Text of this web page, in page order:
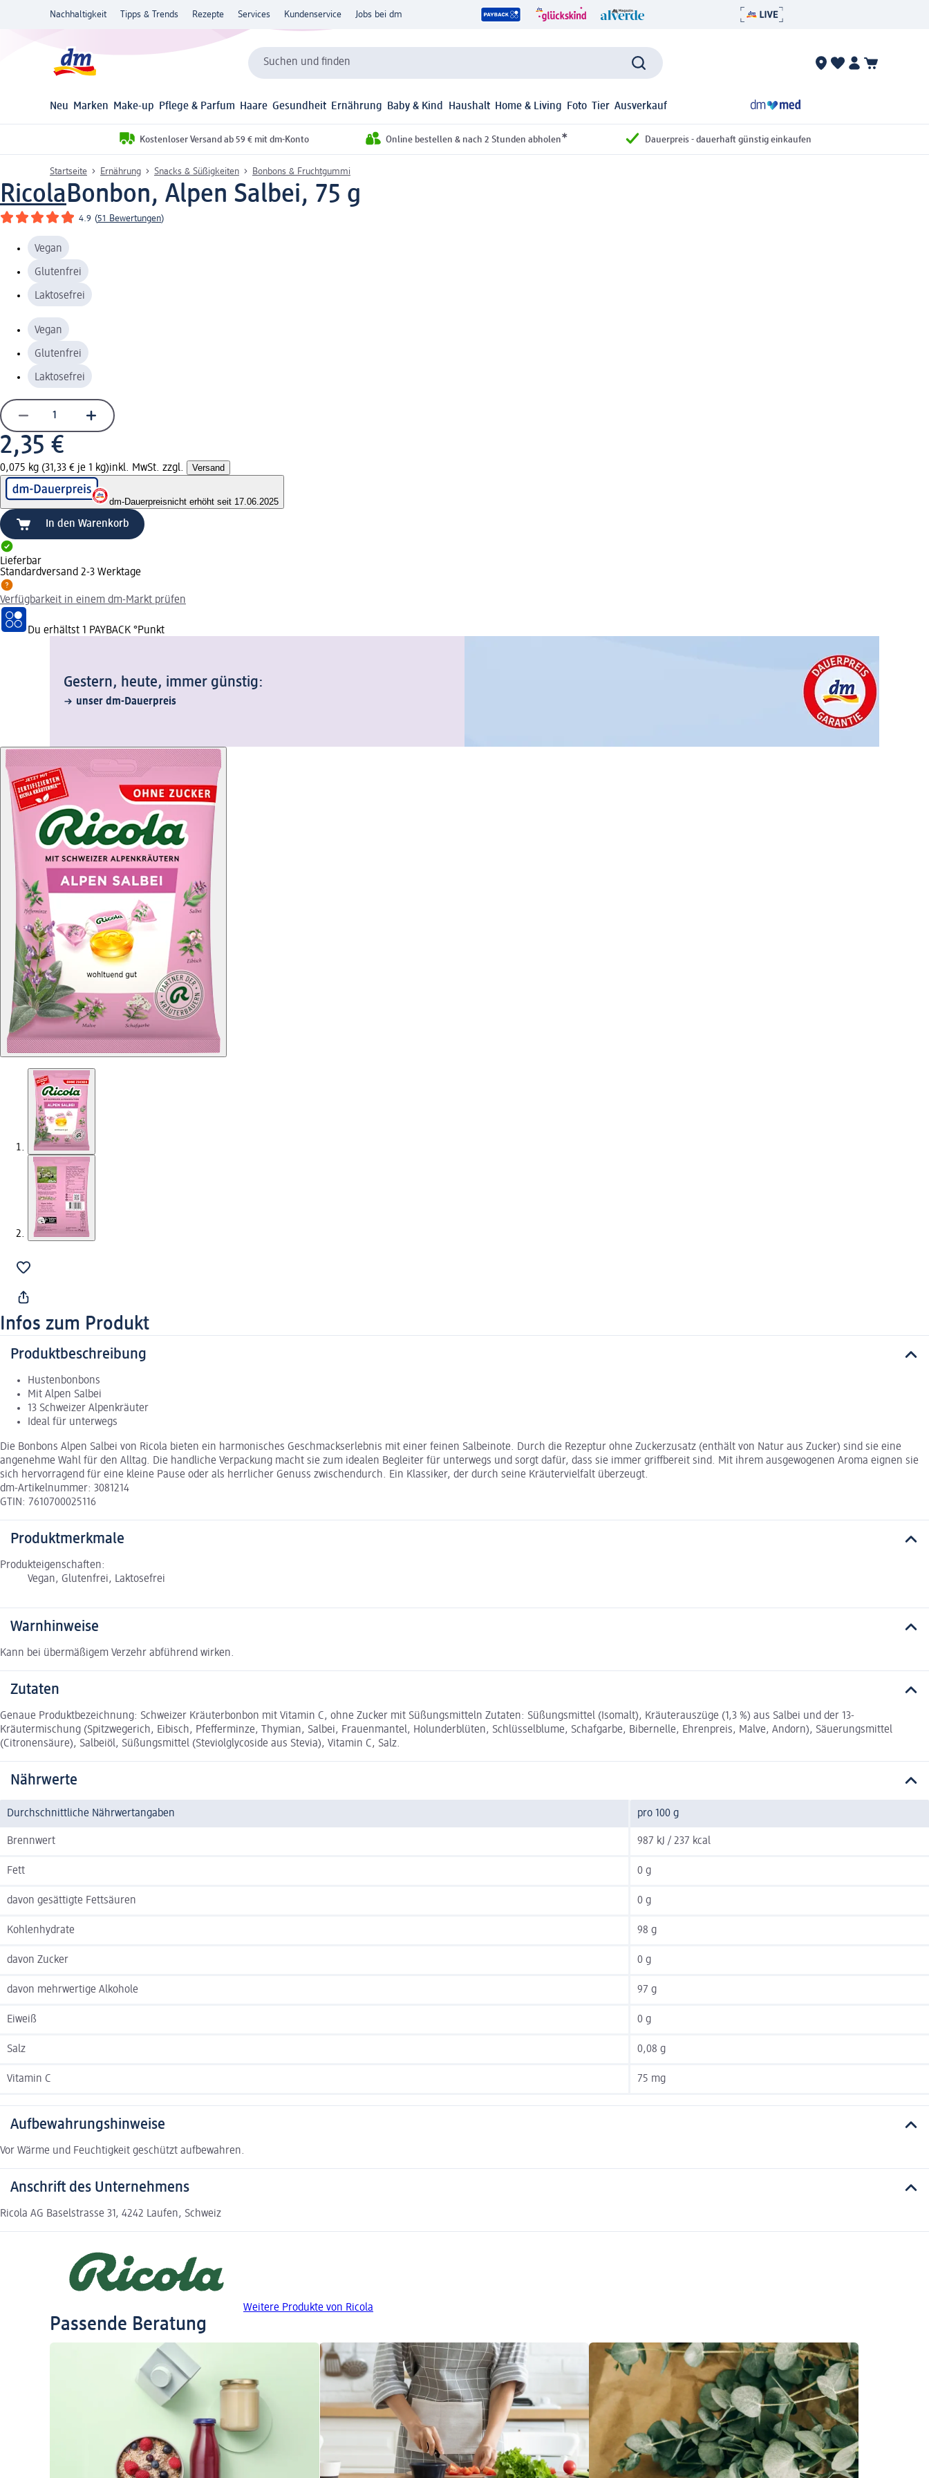
Nachhaltigkeit Tipps & Trends Rezepte Services Kundenservice Jobs bei dm
Suchen und finden
Neu Marken Make-up Pflege & Parfum Haare Gesundheit Ernährung Baby & Kind Haushalt Home & Living Foto Tier Ausverkauf
Kostenloser Versand ab 59 € mit dm-Konto Online bestellen & nach 2 Stunden abholen* Dauerpreis - dauerhaft günstig einkaufen
Startseite Ernährung Snacks & Süßigkeiten Bonbons & Fruchtgummi
RicolaBonbon, Alpen Salbei, 75 g
4.9 (51 Bewertungen)
Vegan
Glutenfrei
Laktosefrei
Vegan
Glutenfrei
Laktosefrei
2,35 €
0,075 kg (31,33 € je 1 kg)inkl. MwSt. zzgl. Versand
dm-Dauerpreisnicht erhöht seit 17.06.2025
In den Warenkorb
Lieferbar
Standardversand 2-3 Werktage
Verfügbarkeit in einem dm-Markt prüfen
Du erhältst 1 PAYBACK °Punkt
Gestern, heute, immer günstig:
unser dm-Dauerpreis
Infos zum Produkt
Produktbeschreibung
Hustenbonbons
Mit Alpen Salbei
13 Schweizer Alpenkräuter
Ideal für unterwegs
Die Bonbons Alpen Salbei von Ricola bieten ein harmonisches Geschmackserlebnis mit einer feinen Salbeinote. Durch die Rezeptur ohne Zuckerzusatz (enthält von Natur aus Zucker) sind sie eine
angenehme Wahl für den Alltag. Die handliche Verpackung macht sie zum idealen Begleiter für unterwegs und sorgt dafür, dass sie immer griffbereit sind. Mit ihrem ausgewogenen Aroma eignen sie
sich hervorragend für eine kleine Pause oder als herrlicher Genuss zwischendurch. Ein Klassiker, der durch seine Kräutervielfalt überzeugt.
dm-Artikelnummer: 3081214
GTIN: 7610700025116
Produktmerkmale
Produkteigenschaften:
Vegan, Glutenfrei, Laktosefrei
Warnhinweise
Kann bei übermäßigem Verzehr abführend wirken.
Zutaten
Genaue Produktbezeichnung: Schweizer Kräuterbonbon mit Vitamin C, ohne Zucker mit Süßungsmitteln Zutaten: Süßungsmittel (Isomalt), Kräuterauszüge (1,3 %) aus Salbei und der 13-
Kräutermischung (Spitzwegerich, Eibisch, Pfefferminze, Thymian, Salbei, Frauenmantel, Holunderblüten, Schlüsselblume, Schafgarbe, Bibernelle, Ehrenpreis, Malve, Andorn), Säuerungsmittel
(Citronensäure), Salbeiöl, Süßungsmittel (Steviolglycoside aus Stevia), Vitamin C, Salz.
Nährwerte
Durchschnittliche Nährwertangaben pro 100 g
Brennwert 987 kJ / 237 kcal
Fett 0 g
davon gesättigte Fettsäuren 0 g
Kohlenhydrate 98 g
davon Zucker 0 g
davon mehrwertige Alkohole 97 g
Eiweiß 0 g
Salz 0,08 g
Vitamin C 75 mg
Aufbewahrungshinweise
Vor Wärme und Feuchtigkeit geschützt aufbewahren.
Anschrift des Unternehmens
Ricola AG Baselstrasse 31, 4242 Laufen, Schweiz
Weitere Produkte von Ricola
Passende Beratung